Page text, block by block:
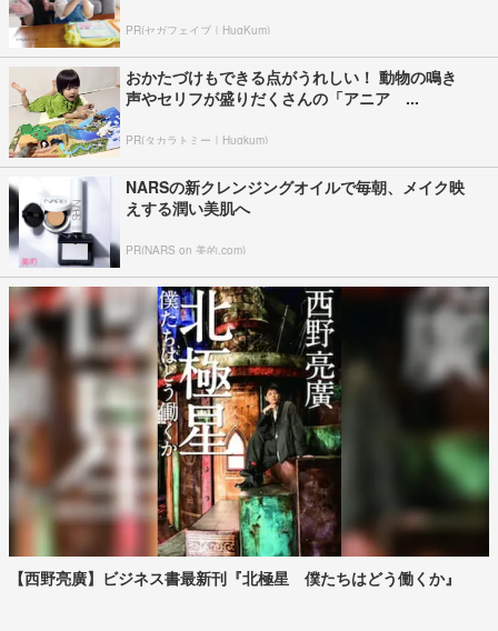
PR(セガフェイブ｜HugKum)
おかたづけもできる点がうれしい！ 動物の鳴き
声やセリフが盛りだくさんの「アニア ...
PR(タカラトミー｜Hugkum)
NARSの新クレンジングオイルで毎朝、メイク映
えする潤い美肌へ
PR(NARS on 美的.com)
【西野亮廣】ビジネス書最新刊『北極星 僕たちはどう働くか』